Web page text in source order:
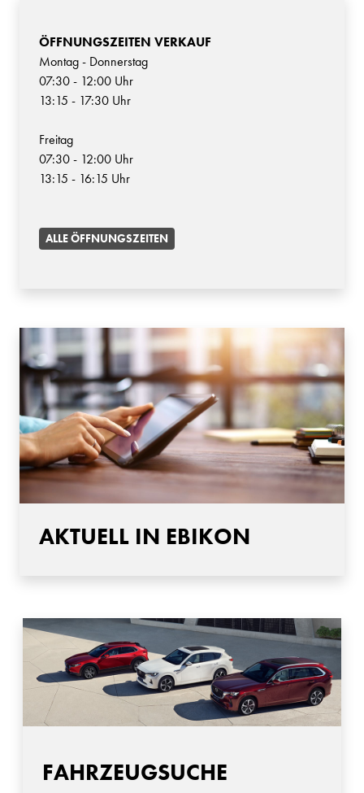
AKTUELL IN EBIKON
ÖFFNUNGSZEITEN VERKAUF
Montag - Donnerstag
07:30 - 12:00 Uhr
13:15 - 17:30 Uhr
Freitag
07:30 - 12:00 Uhr
13:15 - 16:15 Uhr
ALLE ÖFFNUNGSZEITEN
FAHRZEUGSUCHE